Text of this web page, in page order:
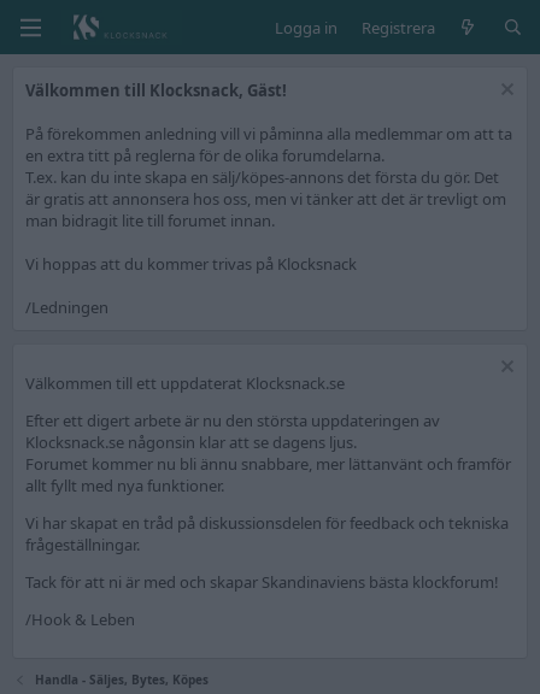
Logga in Registrera
Välkommen till Klocksnack, Gäst!
På förekommen anledning vill vi påminna alla medlemmar om att ta
en extra titt på reglerna för de olika forumdelarna.
T.ex. kan du inte skapa en sälj/köpes-annons det första du gör. Det
är gratis att annonsera hos oss, men vi tänker att det är trevligt om
man bidragit lite till forumet innan.
Vi hoppas att du kommer trivas på Klocksnack
/Ledningen
Välkommen till ett uppdaterat Klocksnack.se
Efter ett digert arbete är nu den största uppdateringen av
Klocksnack.se någonsin klar att se dagens ljus.
Forumet kommer nu bli ännu snabbare, mer lättanvänt och framför
allt fyllt med nya funktioner.
Vi har skapat en tråd på diskussionsdelen för feedback och tekniska
frågeställningar.
Tack för att ni är med och skapar Skandinaviens bästa klockforum!
/Hook & Leben
Handla - Säljes, Bytes, Köpes